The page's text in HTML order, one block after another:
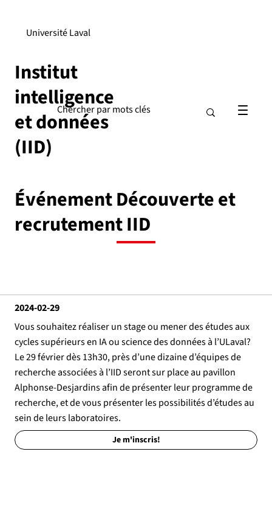
Institut
intelligence
et données
(IID)
Université Laval
Événement Découverte et
recrutement IID
2024-02-29
Vous souhaitez réaliser un stage ou mener des études aux
cycles supérieurs en IA ou science des données à l’ULaval?
Le 29 février dès 13h30, près d’une dizaine d’équipes de
recherche associées à l’IID seront sur place au pavillon
Alphonse-Desjardins afin de présenter leur programme de
recherche, et de vous présenter les possibilités d’études au
sein de leurs laboratoires.
Je m'inscris!